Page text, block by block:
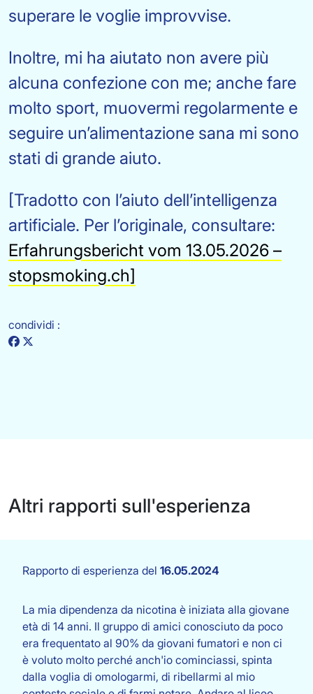
superare le voglie improvvise.
Inoltre, mi ha aiutato non avere più
alcuna confezione con me; anche fare
molto sport, muovermi regolarmente e
seguire un’alimentazione sana mi sono
stati di grande aiuto.
[Tradotto con l’aiuto dell’intelligenza
artificiale. Per l’originale, consultare:
Erfahrungsbericht vom 13.05.2026 –
stopsmoking.ch]
condividi :
Altri rapporti sull'esperienza
Rapporto di esperienza del 16.05.2024
La mia dipendenza da nicotina è iniziata alla giovane
età di 14 anni. Il gruppo di amici conosciuto da poco
era frequentato al 90% da giovani fumatori e non ci
è voluto molto perché anch'io cominciassi, spinta
dalla voglia di omologarmi, di ribellarmi al mio